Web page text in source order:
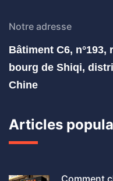
Notre adresse
Bâtiment C6,
bourg de Shiqi,
Chine
Articles
Comment